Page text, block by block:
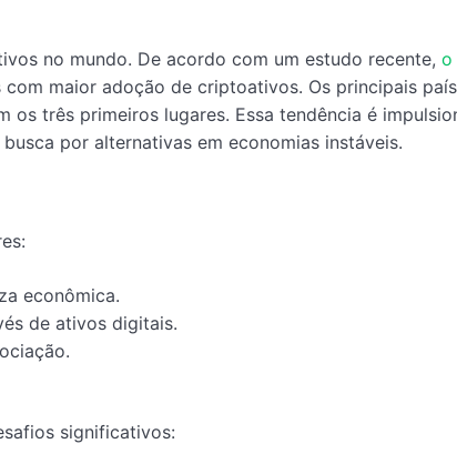
no mundo. De acordo com um estudo recente, o
com maior adoção de criptoativos. Os principais
os três primeiros lugares. Essa tendência é
por alternativas em economias instáveis.
econômica.
de ativos digitais.
significativos: